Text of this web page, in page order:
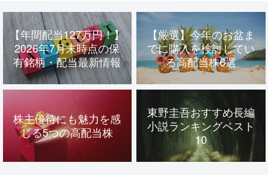
【年間配当127万円！】
2026年7月末時点の保
有銘柄・配当最新情報
【厳選】今年のお盆ま
でに購入を検討してい
る高配当株6選
株主優待にも魅力を感
じる5つの高配当株
東野圭吾おすすめ長編
小説ランキングベスト
10